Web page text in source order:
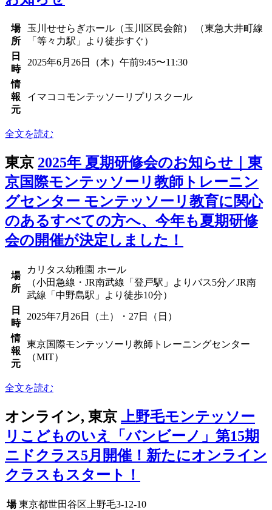
場
所
玉川せせらぎホール（玉川区民会館） （東急大井町線
「等々力駅」より徒歩すぐ）
日
時
2025年6月26日（木）午前9:45〜11:30
情
報
元
イマココモンテッソーリプリスクール
全文を読む
東京 2025年 夏期研修会のお知らせ｜東
京国際モンテッソーリ教師トレーニン
グセンター モンテッソーリ教育に関心
のあるすべての方へ、今年も夏期研修
会の開催が決定しました！
場
所
カリタス幼稚園 ホール
（小田急線・JR南武線「登戸駅」よりバス5分／JR南
武線「中野島駅」より徒歩10分）
日
時
2025年7月26日（土）・27日（日）
情
報
元
東京国際モンテッソーリ教師トレーニングセンター
（MIT）
全文を読む
オンライン, 東京 上野毛モンテッソー
リこどものいえ「バンビーノ」第15期
ニドクラス5月開催！新たにオンライン
クラスもスタート！
場 東京都世田谷区上野毛3-12-10